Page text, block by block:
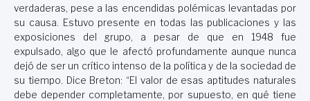
verdaderas, pese a las encendidas polémicas levantadas por
su causa. Estuvo presente en todas las publicaciones y las
exposiciones del grupo, a pesar de que en 1948 fue
expulsado, algo que le afectó profundamente aunque nunca
dejó de ser un crítico intenso de la política y de la sociedad de
su tiempo. Dice Breton: “El valor de esas aptitudes naturales
debe depender completamente, por supuesto, en qué tiene